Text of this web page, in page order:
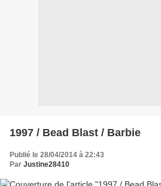
1997 / Bead Blast / Barbie
Publié le 28/04/2014 à 22:43
Par Justine28410